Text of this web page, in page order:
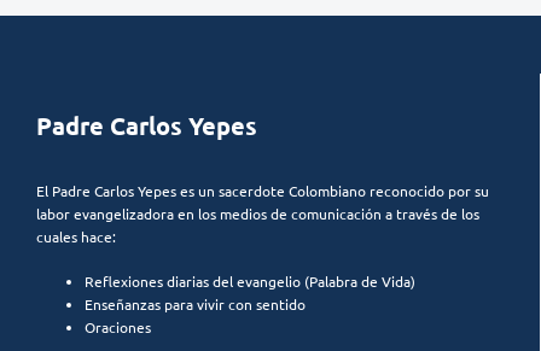
Padre Carlos Yepes
El Padre Carlos Yepes es un sacerdote Colombiano reconocido por su
labor evangelizadora en los medios de comunicación a través de los
cuales hace:
Reflexiones diarias del evangelio (Palabra de Vida)
Enseñanzas para vivir con sentido
Oraciones